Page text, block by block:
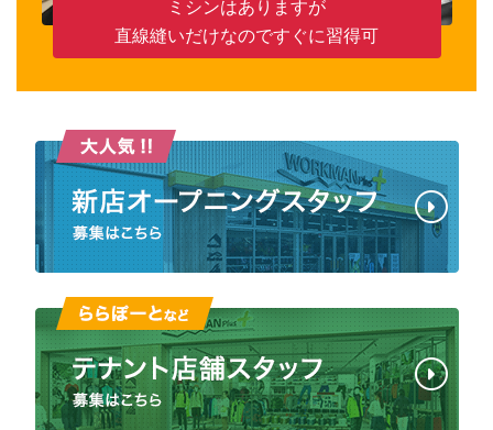
ミシンはありますが
直線縫いだけなのですぐに習得可